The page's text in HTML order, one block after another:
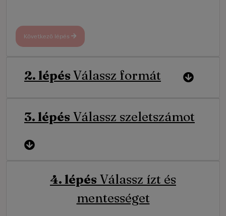
Következő lépés
2. lépésVálassz formát
3. lépés Válassz szeletszámot
4. lépés Válassz ízt és
mentességet